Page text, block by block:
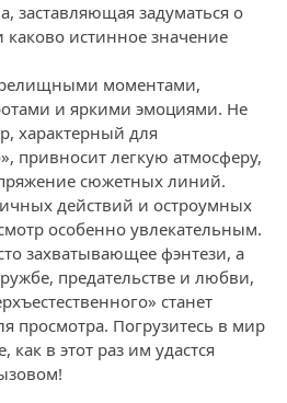
заставляющая задуматься о
каково истинное значение
моментами,
и яркими эмоциями. Не
характерный для
привносит легкую атмосферу,
сюжетных линий.
действий и остроумных
особенно увлекательным.
захватывающее фэнтези, а
предательстве и любви,
станет
просмотра. Погрузитесь в мир
как в этот раз им удастся